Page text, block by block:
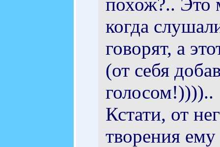
когда
говорят, а
(от себя
голосом!))))..
Кстати, от
творения